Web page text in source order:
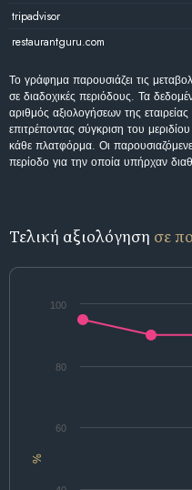
tripadvisor
restaurantguru.com
Το γράφημα παρουσιάζει τις
σε διαδοχικές περιόδους. Τα
αριθμός αξιολογήσεων της
επιτρέποντας σύγκριση του
κάθε πλατφόρμα. Οι
περίοδο για την οποία υπήρχαν
Τελική αξιολόγηση σε
%
60
80
100